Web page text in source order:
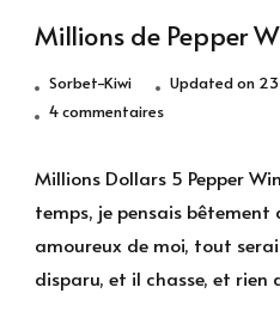
Millions de Pepper
Sorbet-Kiwi Updated on
4 commentairessur
de
Pepper
Winters
Millions Dollars 5 Pepper
temps, je pensais bêtement
amoureux de moi, tout
disparu, et il chasse, et